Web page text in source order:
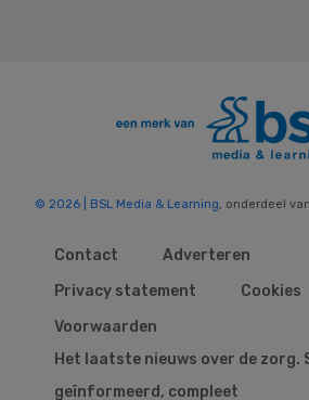
© 2026 | BSL Media & Learning, onderdeel van
Contact
Adverteren
Privacy statement
Cookies
Voorwaarden
Het laatste nieuws over de zorg.
geïnformeerd, compleet